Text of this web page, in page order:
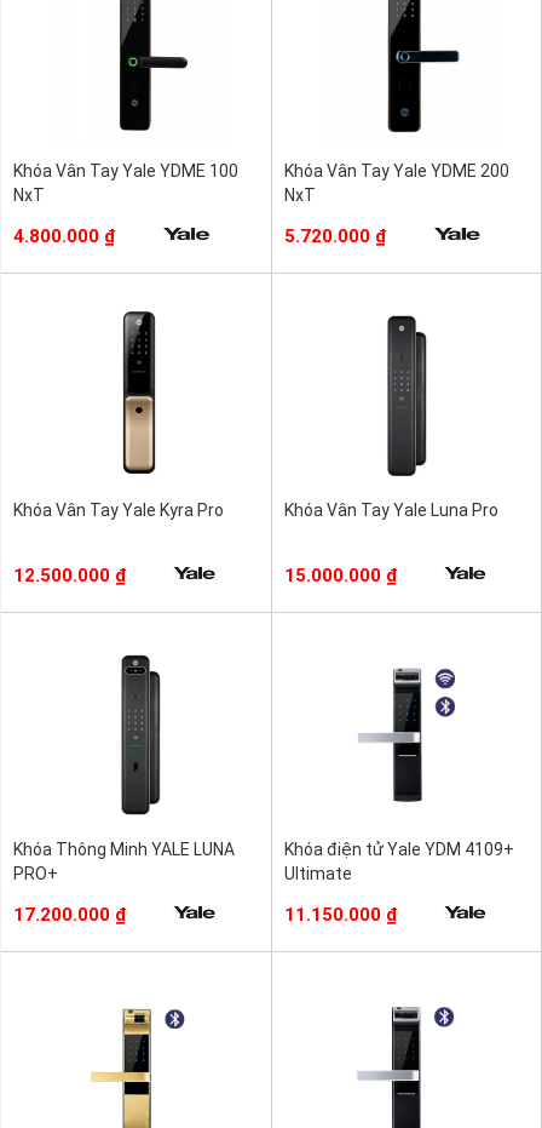
Khóa Vân Tay Yale YDME 100
NxT
4.800.000 ₫
Khóa Vân Tay Yale YDME 200
NxT
5.720.000 ₫
Khóa Vân Tay Yale Kyra Pro
12.500.000 ₫
Khóa Vân Tay Yale Luna Pro
15.000.000 ₫
Khóa Thông Minh YALE LUNA
PRO+
17.200.000 ₫
Khóa điện tử Yale YDM 4109+
Ultimate
11.150.000 ₫